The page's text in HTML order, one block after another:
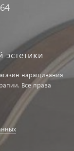
эстетики
наращивания
Все права